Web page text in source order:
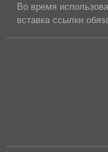
Во время
вставка ссылки